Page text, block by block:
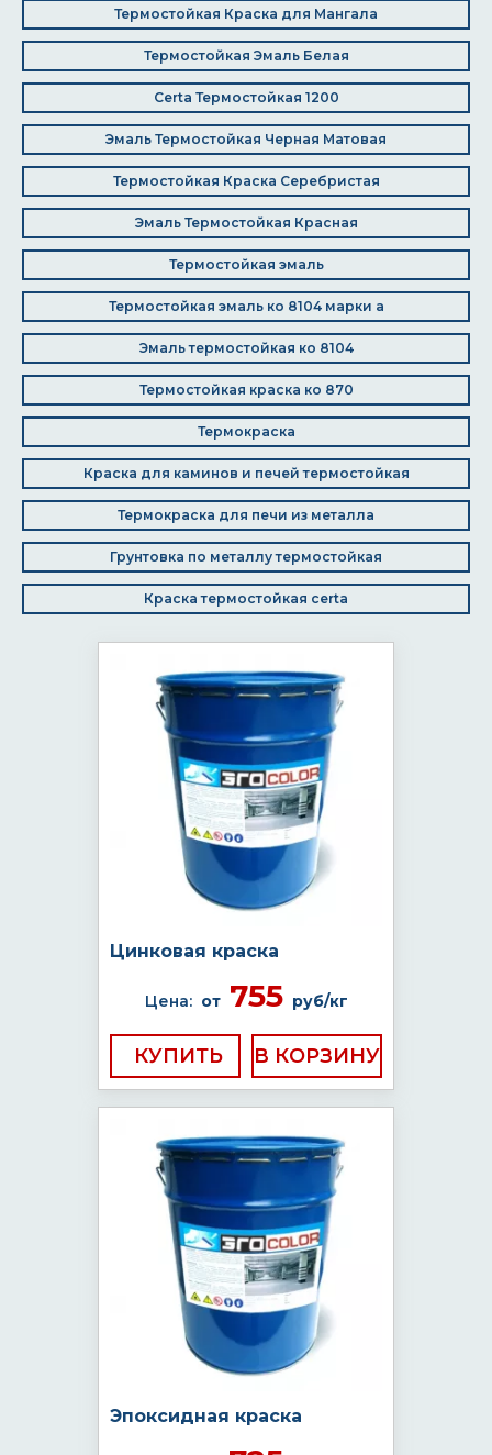
Термостойкая Краска для Мангала
Термостойкая Эмаль Белая
Certa Термостойкая 1200
Эмаль Термостойкая Черная Матовая
Термостойкая Краска Серебристая
Эмаль Термостойкая Красная
Термостойкая эмаль
Термостойкая эмаль ко 8104 марки а
Эмаль термостойкая ко 8104
Термостойкая краска ко 870
Термокраска
Краска для каминов и печей термостойкая
Термокраска для печи из металла
Грунтовка по металлу термостойкая
Краска термостойкая certa
Цинковая краска
Цена: от755 руб/кг
КУПИТЬ
Эпоксидная краска